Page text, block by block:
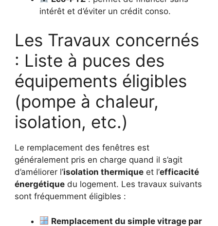
intérêt et d’éviter un crédit conso.
Les Travaux concernés
: Liste à puces des
équipements éligibles
(pompe à chaleur,
isolation, etc.)
Le remplacement des fenêtres est
généralement pris en charge quand il s’agit
d’améliorer l’isolation thermique et l’efficacité
énergétique du logement. Les travaux suivants
sont fréquemment éligibles :
Remplacement du simple vitrage par